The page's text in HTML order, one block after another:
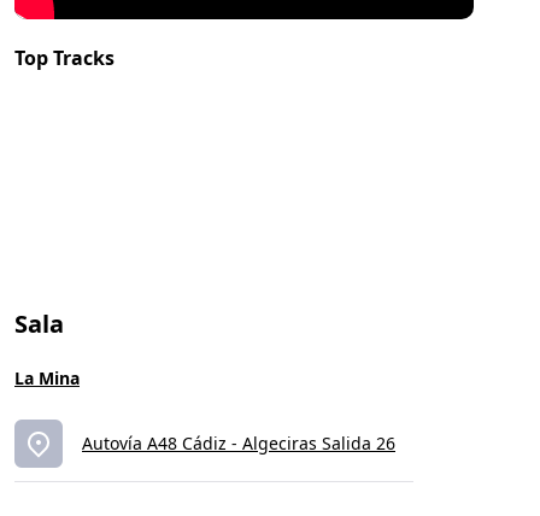
Top Tracks
Sala
La Mina
Autovía A48 Cádiz - Algeciras Salida 26